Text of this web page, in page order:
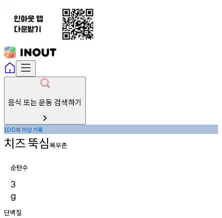
음식 또는 운동 검색하기
100회 이상기록
치즈뚝심목우촌
순탄수
3
g
단백질